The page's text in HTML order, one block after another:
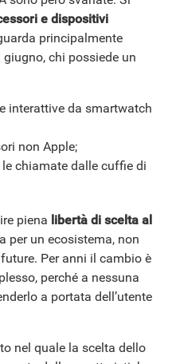
e dispositivi
principalmente
chi possiede un
interattive da smartwatch
non Apple;
chiamate dalle cuffie di
piena libertà di scelta al
per un ecosistema, non
Per anni il cambio è
perché a nessuna
a portata dell’utente
nel quale la scelta dello